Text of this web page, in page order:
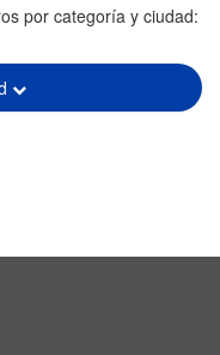
por categoría y ciudad: